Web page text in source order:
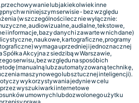
lub jakiekolwiek inne
w niniejszym serwisie - bez względu
(w szczególności lecz nie wyłącznie:
audiowizualne, audialne, tekstowe,
i informacje, bazy danych i zawarte w nich dane)
naukowe, kartograficzne, programy
wymaga uprzedniej i jednoznacznej
Akcyjna z siedzibą w Warszawie,
serwisu, bez względu na sposób ich
(manualną lub zautomatyzowaną technikę,
maszynowego lub sztucznej inteligencji).
wykorzystywania jedynie w celu
wyszukiwarki internetowe
umownych lub dozwolonego użytku